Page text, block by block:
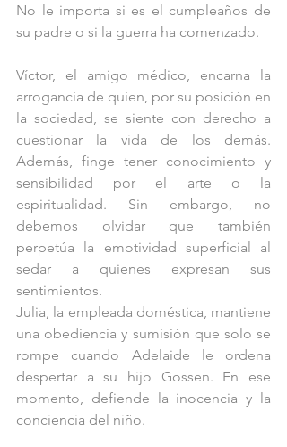
No le importa si es el cumpleaños de
su padre o si la guerra ha comenzado.
Víctor, el amigo médico, encarna la
arrogancia de quien, por su posición en
la sociedad, se siente con derecho a
cuestionar la vida de los demás.
Además, finge tener conocimiento y
sensibilidad por el arte o la
espiritualidad. Sin embargo, no
debemos olvidar que también
perpetúa la emotividad superficial al
sedar a quienes expresan sus
sentimientos.
Julia, la empleada doméstica, mantiene
una obediencia y sumisión que solo se
rompe cuando Adelaide le ordena
despertar a su hijo Gossen. En ese
momento, defiende la inocencia y la
conciencia del niño.